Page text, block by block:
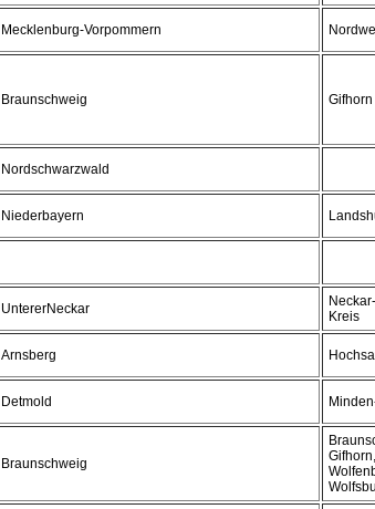
Mecklenburg-Vorpommern
Braunschweig Gifhorn
Nordschwarzwald
Niederbayern
UntererNeckar
Kreis
Arnsberg
Detmold
Braunschweig